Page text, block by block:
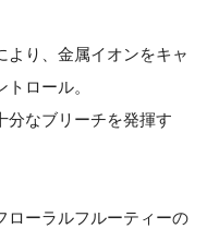
より、金属イオンをキャ
ロール。
分なブリーチを発揮す
ローラルフルーティーの